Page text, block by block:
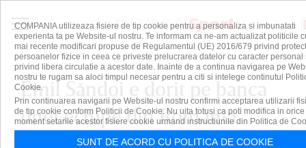
Emil Săndoi e dorit pe banca
unei echipe din România
COMPANIA utilizeaza fisiere de tip cookie pentru a personaliza si imbunatati
experienta ta pe Website-ul nostru. Te informam ca ne-am actualizat politicile
mai recente modificari propuse de Regulamentul (UE) 2016/679 privind
persoanelor fizice in ceea ce priveste prelucrarea datelor cu caracter personal
privind libera circulatie a acestor date. Inainte de a continua navigarea pe
nostru te rugam sa aloci timpul necesar pentru a citi si intelege continutul
Cookie.
Prin continuarea navigarii pe Website-ul nostru confirmi acceptarea utilizarii
de tip cookie conform Politicii de Cookie. Nu uita totusi ca poti modifica in orice
moment setarile acestor fisiere cookie urmand instructiunile din Politica de
SUNT DE ACORD CU POLITICA DE COOKIE